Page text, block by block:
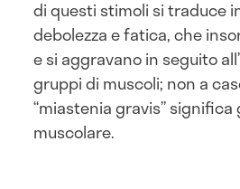
di questi stimoli si traduce
debolezza e fatica, che
e si aggravano in seguito
gruppi di muscoli; non a
“miastenia gravis” significa
muscolare.